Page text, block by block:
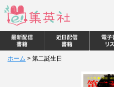
ホーム > 第二誕生日